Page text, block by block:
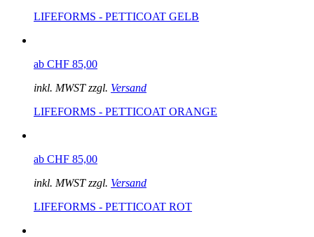
LIFEFORMS - PETTICOAT GELB
ab CHF 85,00
inkl. MWST zzgl. Versand
LIFEFORMS - PETTICOAT ORANGE
ab CHF 85,00
inkl. MWST zzgl. Versand
LIFEFORMS - PETTICOAT ROT